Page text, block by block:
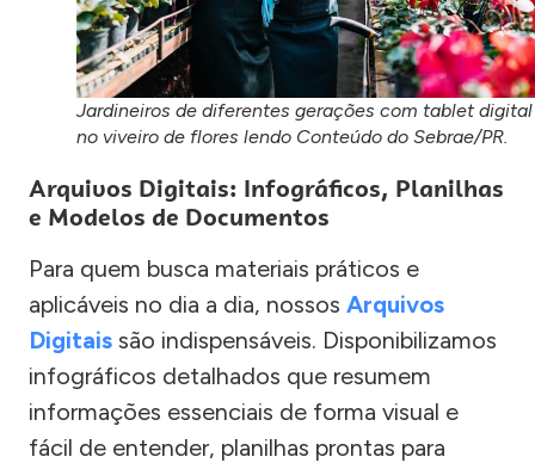
Jardineiros de diferentes gerações com tablet digital
no viveiro de flores lendo Conteúdo do Sebrae/PR.
Arquivos Digitais: Infográficos, Planilhas
e Modelos de Documentos
Para quem busca materiais práticos e
aplicáveis no dia a dia, nossos Arquivos
Digitais são indispensáveis. Disponibilizamos
infográficos detalhados que resumem
informações essenciais de forma visual e
fácil de entender, planilhas prontas para